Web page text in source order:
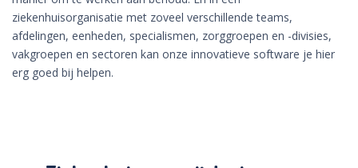
ziekenhuisorganisatie met zoveel verschillende teams,
afdelingen, eenheden, specialismen, zorggroepen en -divisies,
vakgroepen en sectoren kan onze innovatieve software je hier
erg goed bij helpen.